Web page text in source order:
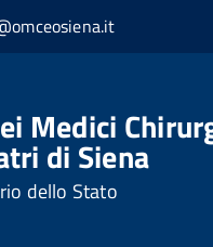
Medici
di Siena
dello Stato